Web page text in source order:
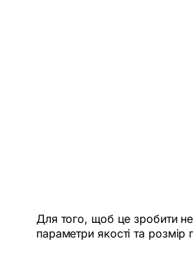
Для того, щоб це зробити
параметри якості та